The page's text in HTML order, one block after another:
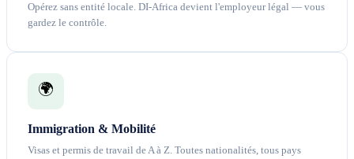
Opérez sans entité locale. DI-Africa devient l'employeur légal — vous
gardez le contrôle.
🌍
Immigration & Mobilité
Visas et permis de travail de A à Z. Toutes nationalités, tous pays